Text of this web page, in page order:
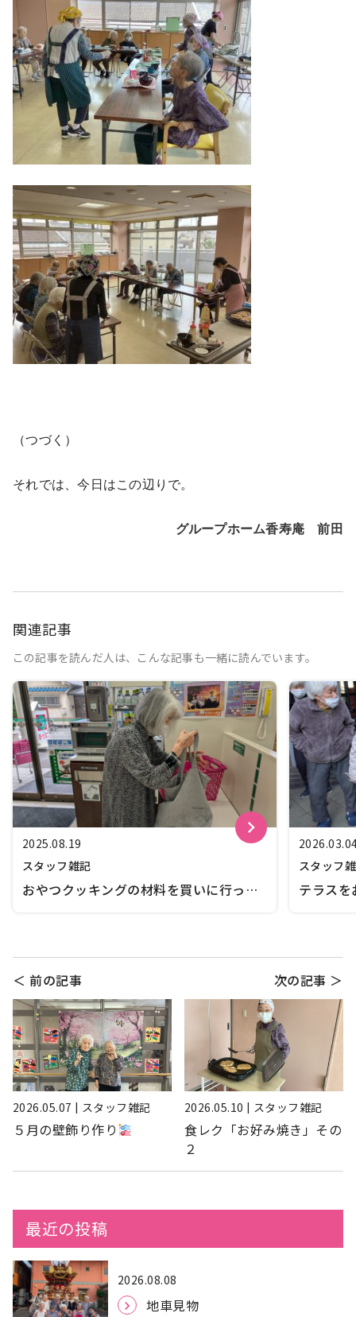
（つづく）
それでは、今日はこの辺りで。
グループホーム香寿庵 前田
関連記事
この記事を読んだ人は、こんな記事も一緒に読んでいます。
keyboard_arrow_right
2025.08.19
スタッフ雑記
おやつクッキングの材料を買いに行って
スタッフ
テラスを
＜ 前の記事
2026.05.07 | スタッフ雑記
５月の壁飾り作り
次の記事 ＞
2026.05.10 | スタッフ雑記
食レク「お好み焼き」その
２
最近の投稿
2026.08.08
地車見物